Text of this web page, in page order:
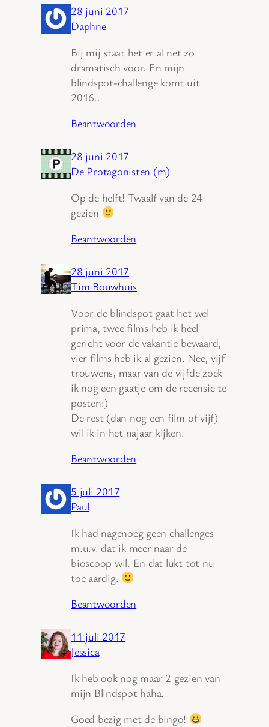
28 juni 2017
Daphne
Bij mij staat het er al net zo
dramatisch voor. En mijn
blindspot-challenge komt uit
2016..
Beantwoorden
28 juni 2017
De Protagonisten (m)
Op de helft! Twaalf van de 24
gezien
Beantwoorden
28 juni 2017
Tim Bouwhuis
Voor de blindspot gaat het wel
prima, twee films heb ik heel
gericht voor de vakantie bewaard,
vier films heb ik al gezien. Nee, vijf
trouwens, maar van de vijfde zoek
ik nog een gaatje om de recensie te
posten:)
De rest (dan nog een film of vijf)
wil ik in het najaar kijken.
Beantwoorden
5 juli 2017
Paul
Ik had nagenoeg geen challenges
m.u.v. dat ik meer naar de
bioscoop wil. En dat lukt tot nu
toe aardig.
Beantwoorden
11 juli 2017
Jessica
Ik heb ook nog maar 2 gezien van
mijn Blindspot haha.
Goed bezig met de bingo!